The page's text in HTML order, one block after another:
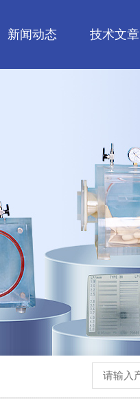
新闻动态 技术文章